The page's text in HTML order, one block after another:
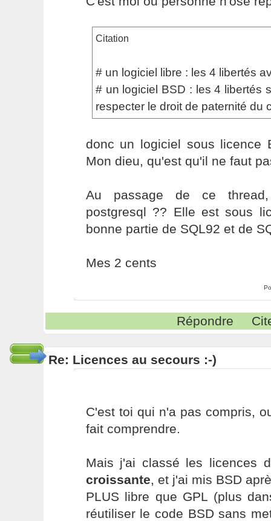
Citation
# un logiciel libre : les 4 libertés
# un logiciel BSD : les 4 libertés
respecter le droit de paternité du
donc un logiciel sous licence
Mon dieu, qu'est qu'il ne faut
Au passage de ce
postgresql ?? Elle est sous
bonne partie de SQL92 et de
Mes 2 cents
Répondre
Re: Licences au secours :-)
C'est toi qui n'a pas compris,
fait comprendre.
Mais j'ai classé les licences
croissante, et j'ai mis BSD
PLUS libre que GPL (plus
réutiliser le code BSD sans